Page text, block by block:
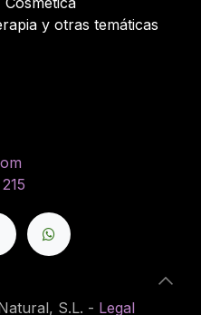
y otras temáticas
S.L. - Legal